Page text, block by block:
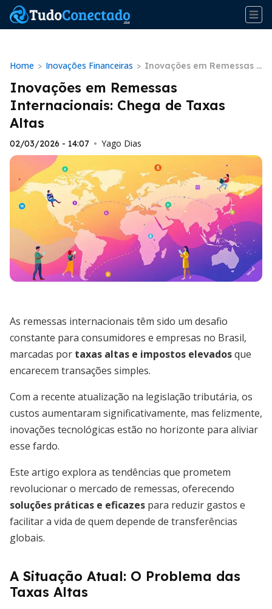
Home > Inovações Financeiras > Inovações em Remessas I
axas Altas
Inovações em Remessas
Internacionais: Chega de Taxas
Altas
02/03/2026 - 14:07 • Yago Dias
As remessas internacionais têm sido um desafio
constante para consumidores e empresas no Brasil,
marcadas por taxas altas e impostos elevadosque
encarecem transações simples.
Com a recente atualização na legislação tributária, os
custos aumentaram significativamente, mas felizmente,
inovações tecnológicas estão no horizonte para aliviar
esse fardo.
Este artigo explora as tendências que prometem
revolucionar o mercado de remessas, oferecendo
soluções práticas e eficazes para reduzir gastos e
facilitar a vida de quem depende de transferências
globais.
A Situação Atual: O Problema das
Taxas Altas